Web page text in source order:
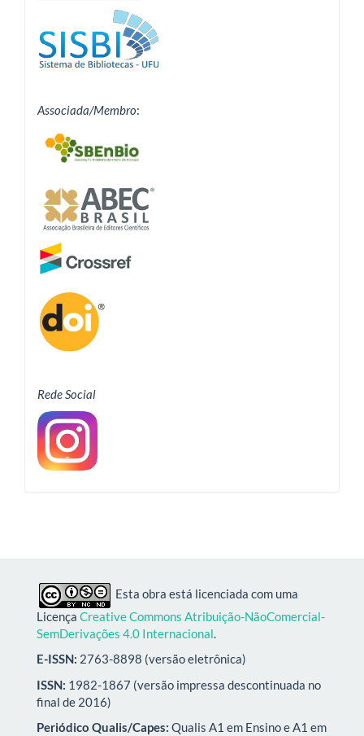
Associada/Membro:
Rede Social
Esta obra está licenciada com uma
Licença Creative Commons Atribuição-NãoComercial-
SemDerivações 4.0 Internacional
E-ISSN: 2763-8898 (versão eletrônica)
ISSN: 1982-1867 (versão impressa descontinuada no
final de 2016)
Periódico Qualis/Capes: Qualis A1 em Ensino e A1 em